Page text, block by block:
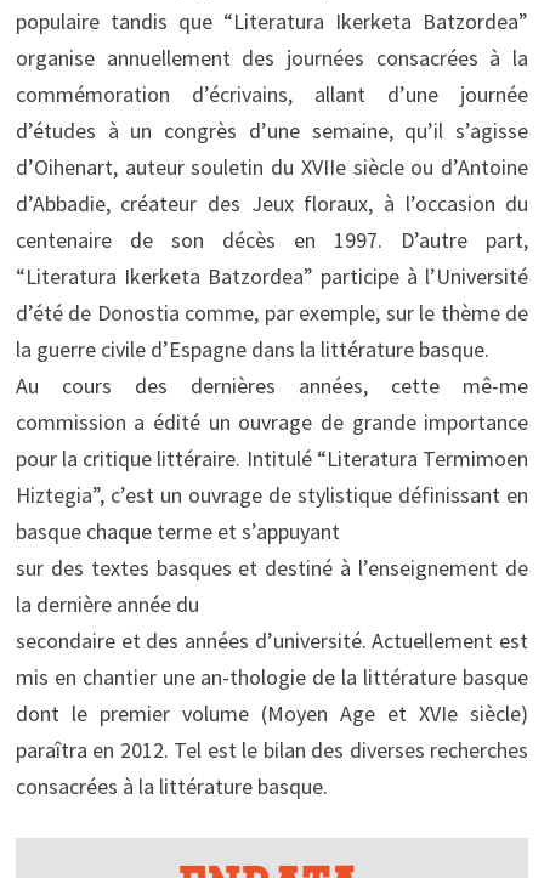
populaire tandis que “Literatura Ikerketa Batzordea”
organise annuellement des journées consacrées à la
commémoration d’écrivains, allant d’une journée
d’études à un congrès d’une semaine, qu’il s’agisse
d’Oihenart, auteur souletin du XVIIe siècle ou d’Antoine
d’Abbadie, créateur des Jeux floraux, à l’occasion du
centenaire de son décès en 1997. D’autre part,
“Literatura Ikerketa Batzordea” participe à l’Université
d’été de Donostia comme, par exemple, sur le thème de
la guerre civile d’Espagne dans la littérature basque.
Au cours des dernières années, cette mê-me
commission a édité un ouvrage de grande importance
pour la critique littéraire. Intitulé “Literatura Termimoen
Hiztegia”, c’est un ouvrage de stylistique définissant en
basque chaque terme et s’appuyant
sur des textes basques et destiné à l’enseignement de
la dernière année du
secondaire et des années d’université. Actuellement est
mis en chantier une an-thologie de la littérature basque
dont le premier volume (Moyen Age et XVIe siècle)
paraîtra en 2012. Tel est le bilan des diverses recherches
consacrées à la littérature basque.